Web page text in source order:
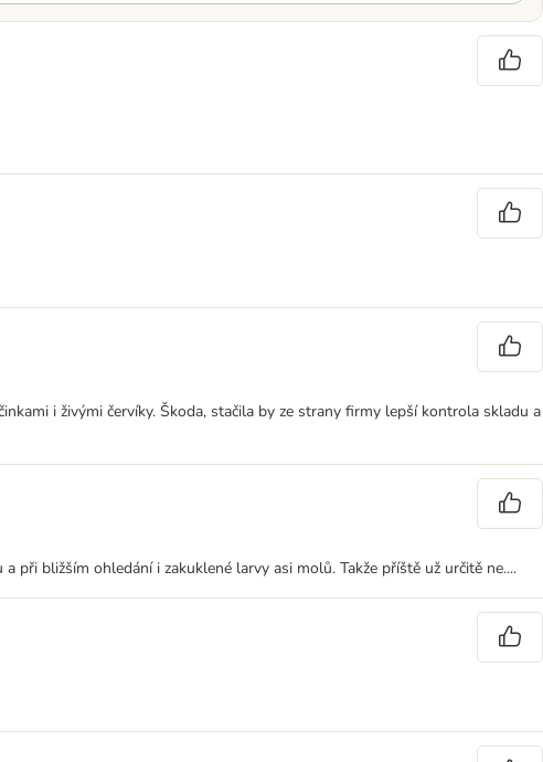
i živými červíky. Škoda, stačila by ze strany firmy lepší kontrola skladu a
při bližším ohledání i zakuklené larvy asi molů. Takže příště už určitě ne....